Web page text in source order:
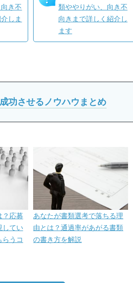
き不
しま
類ややりがい、向き不
向きまで詳しく紹介し
ます
功させるノウハウまとめ
？応募
してい
らうコ
あなたが書類選考で落ちる理
由とは？通過率があがる書類
の書き方を解説